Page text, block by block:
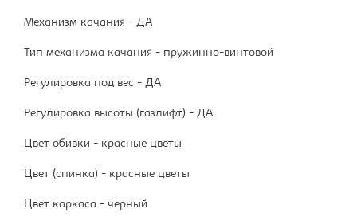
Механизм качания - ДА
Тип механизма качания - пружинно-винтовой
Регулировка под вес - ДА
Регулировка высоты (газлифт) - ДА
Цвет обивки - красные цветы
Цвет (спинка) - красные цветы
Цвет каркаса - черный